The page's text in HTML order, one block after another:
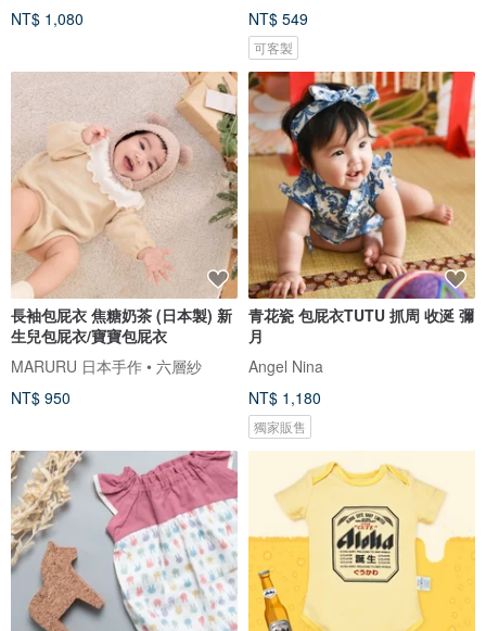
NT$ 1,080
NT$ 549
可客製
長袖包屁衣 焦糖奶茶 (日本製) 新
生兒包屁衣/寶寶包屁衣
MARURU 日本手作 • 六層紗
NT$ 950
青花瓷 包屁衣TUTU 抓周 收涎 彌
月
Angel Nina
NT$ 1,180
獨家販售